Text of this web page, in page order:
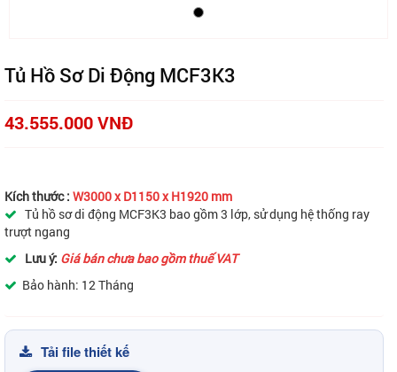
Tủ Hồ Sơ Di Động MCF3K3
43.555.000 VNĐ
Kích thước : W3000 x D1150 x H1920 mm
Tủ hồ sơ di động MCF3K3 bao gồm 3 lớp, sử dụng hệ thống ray
trượt ngang
Lưu ý: Giá bán chưa bao gồm thuế VAT
Bảo hành: 12 Tháng
Tải file thiết kế